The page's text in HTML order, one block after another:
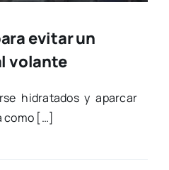
evitar un
volante
hidra­ta­dos y apar­car
como […]